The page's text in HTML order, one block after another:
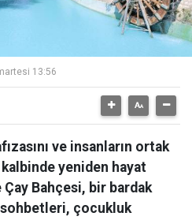
13:56
ve insanların ortak
kalbinde yeniden hayat
Bahçesi, bir bardak
sohbetleri, çocukluk